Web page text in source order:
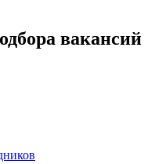
вакансий